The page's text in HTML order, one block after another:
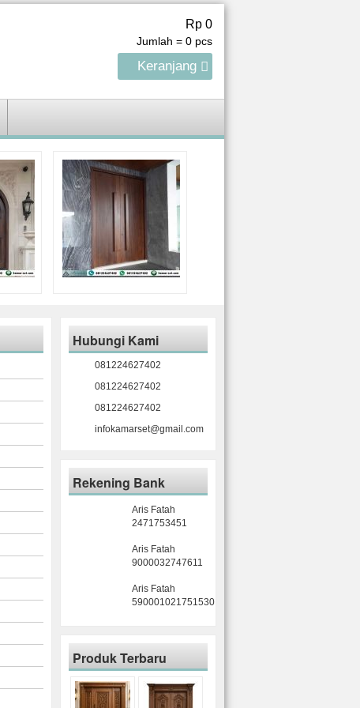
Rp 0
Jumlah = 0pcs
Keranjang
Hubungi Kami
081224627402
081224627402
081224627402
infokamarset@gmail.com
Rekening Bank
Aris Fatah
2471753451
Aris Fatah
9000032747611
Aris Fatah
590001021751530
Produk Terbaru